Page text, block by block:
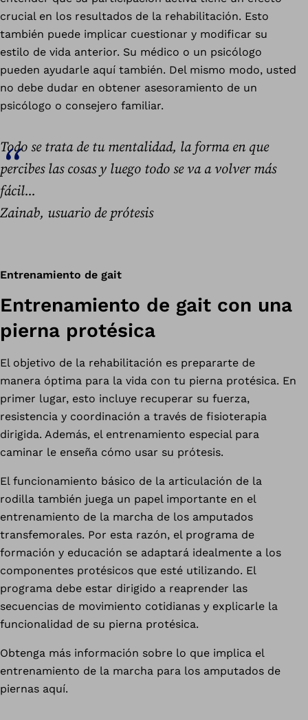
crucial en los resultados de la rehabilitación. Esto
también puede implicar cuestionar y modificar su
estilo de vida anterior. Su médico o un psicólogo
pueden ayudarle aquí también. Del mismo modo, usted
no debe dudar en obtener asesoramiento de un
psicólogo o consejero familiar.
Todo se trata de tu mentalidad, la forma en que
percibes las cosas y luego todo se va a volver más
fácil...
Zainab, usuario de prótesis
Entrenamiento de gait
Entrenamiento de gait con una
pierna protésica
El objetivo de la rehabilitación es prepararte de
manera óptima para la vida con tu pierna protésica. En
primer lugar, esto incluye recuperar su fuerza,
resistencia y coordinación a través de fisioterapia
dirigida. Además, el entrenamiento especial para
caminar le enseña cómo usar su prótesis.
El funcionamiento básico de la articulación de la
rodilla también juega un papel importante en el
entrenamiento de la marcha de los amputados
transfemorales. Por esta razón, el programa de
formación y educación se adaptará idealmente a los
componentes protésicos que esté utilizando. El
programa debe estar dirigido a reaprender las
secuencias de movimiento cotidianas y explicarle la
funcionalidad de su pierna protésica.
Obtenga más información sobre lo que implica el
entrenamiento de la marcha para los amputados de
piernas aquí.